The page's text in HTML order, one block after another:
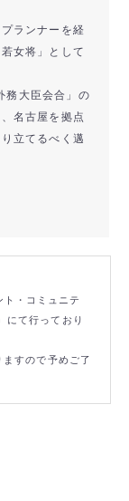
ランナーを経
女将」として
大臣会合」の
名古屋を拠点
立てるべく邁
ト・コミュニテ
にて行っており
すので予めご了